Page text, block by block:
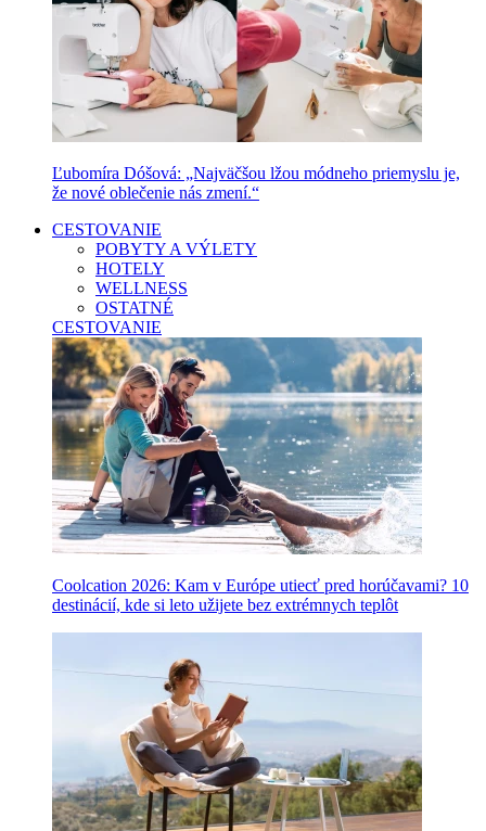
Ľubomíra Dóšová: „Najväčšou lžou módneho priemyslu je,
že nové oblečenie nás zmení.“
CESTOVANIE
POBYTY A VÝLETY
HOTELY
WELLNESS
OSTATNÉ
CESTOVANIE
Coolcation 2026: Kam v Európe utiecť pred horúčavami? 10
destinácií, kde si leto užijete bez extrémnych teplôt